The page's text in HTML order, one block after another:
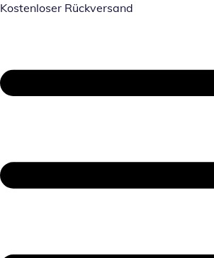
Kostenloser Rückversand